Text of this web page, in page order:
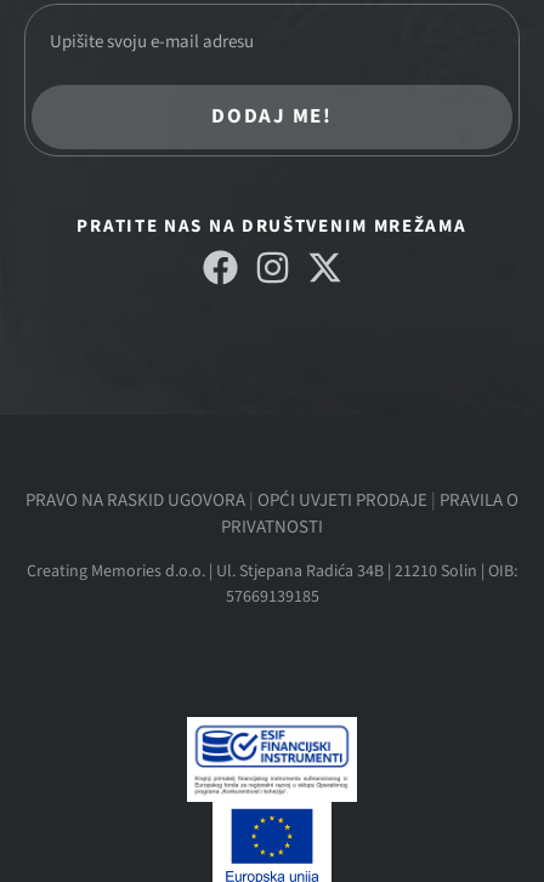
DODAJ ME!
PRATITE NAS NA DRUŠTVENIM MREŽAMA
PRAVO NA RASKID UGOVORA| OPĆI UVJETI PRODAJE | PRAVILA O
PRIVATNOSTI
Creating Memories d.o.o. | Ul. Stjepana Radića 34B | 21210 Solin | OIB:
57669139185